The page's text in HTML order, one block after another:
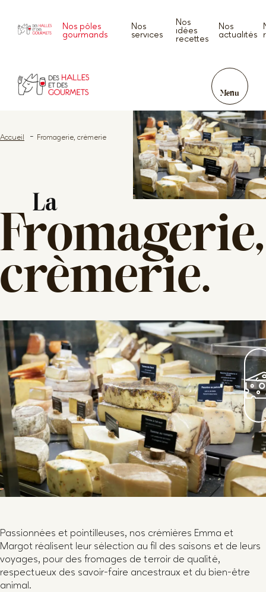
Nos pôles
gourmands
Nos
services
Nos
idées
recettes
Nos
actualités
Menu
Accueil Fromagerie, crèmerie
La
Fromagerie,
crèmerie.
Passionnées et pointilleuses, nos crémières Emma et
Margot réalisent leur sélection au fil des saisons et de leurs
voyages, pour des fromages de terroir de qualité,
respectueux des savoir-faire ancestraux et du bien-être
animal.